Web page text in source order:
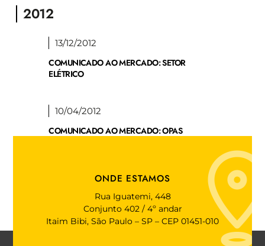
2012
13/12/2012
COMUNICADO AO MERCADO: SETOR
ELÉTRICO
10/04/2012
COMUNICADO AO MERCADO: OPAS
ONDE ESTAMOS
Rua Iguatemi, 448
Conjunto 402 / 4º andar
Itaim Bibi, São Paulo – SP – CEP 01451-010